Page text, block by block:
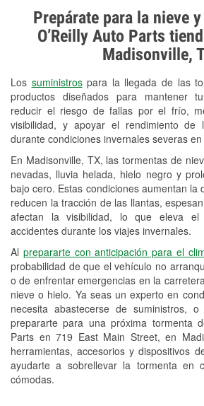
Prepárate para la nieve
O’Reilly Auto Parts
Madisonville,
Los suministrospara la llegada de las
productos diseñados para mantener
reducir el riesgo de fallas por el frío,
visibilidad, y apoyar el rendimiento
durante condiciones invernales severas
En Madisonville, TX, las tormentas de
nevadas, lluvia helada, hielo negro y
bajo cero. Estas condiciones aumentan la
reducen la tracción de las llantas,
afectan la visibilidad, lo que eleva
accidentes durante los viajes invernales.
Al prepararte con anticipación para el
probabilidad de que el vehículo no
o de enfrentar emergencias en la
nieve o hielo. Ya seas un experto en
necesita abastecerse de suministros,
prepararte para una próxima tormenta
Parts en 719 East Main Street, en
herramientas, accesorios y dispositivos
ayudarte a sobrellevar la tormenta en
cómodas.
Prueba de alternadores y
arrancadores
Revisión de la luz "Check
Reciclaje de baterías y
Instalación de bombillas
Instalación de
Programa de Préstamo de
Herramientas
Rectificación de tambores
freno
Mangueras hidráulicas a
Hurricane Supplies
Snowstorm Supplies
Tornado Supplies
Conoce más